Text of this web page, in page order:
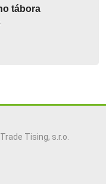
tábora
Tising, s.r.o.